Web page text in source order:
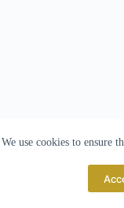
We use cookies to ensure